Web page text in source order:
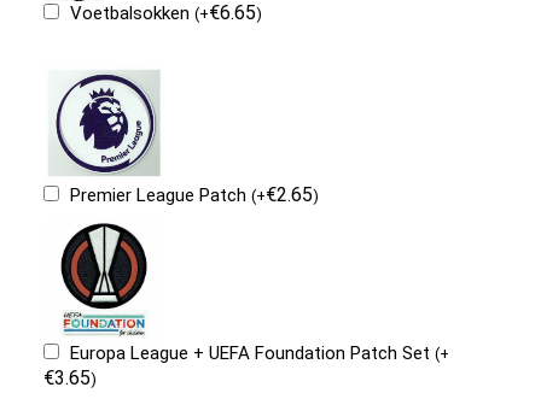
Voetbalsokken(+€6.65)
Premier League Patch(+€2.65)
Europa League + UEFA Foundation Patch Set(+
€3.65)